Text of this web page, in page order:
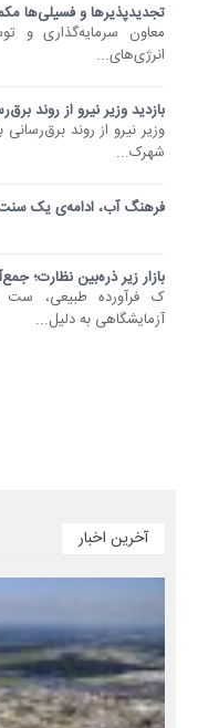
تجدیدپذیرها و فسیلی‌ها
معاون سرمایه‌گذاری و
انرژی‌های...
بازدید وزیر نیرو از روند
وزیر نیرو از روند
شهرک...
فرهنگ آب، ادامه‌ی یک
بازار زیر ذره‌بین نظارت؛
ک فرآورده طبیعی، ست
آزمایشگاهی به دلیل...
آخرین اخبار